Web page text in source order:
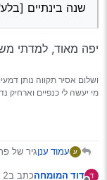
שנה בינתיים
יפה מאוד, למדתי
ושלום אסיר תקווה נותן
מי יעשה לי כנפיים וארחיק
ע עמוד ענןגיר של פריוס
דוד המומחהכתב ב2 בדצמ׳ 2024, 15:00